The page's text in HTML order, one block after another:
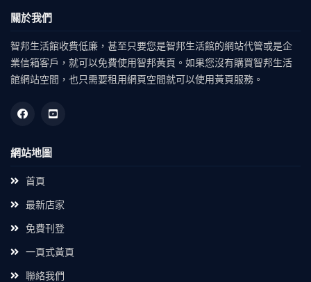
關於我們
智邦生活館收費低廉，甚至只要您是智邦生活館的網站代管或是企
業信箱客戶，就可以免費使用智邦黃頁。如果您沒有購買智邦生活
館網站空間，也只需要租用網頁空間就可以使用黃頁服務。
網站地圖
首頁
最新店家
免費刊登
一頁式黃頁
聯絡我們